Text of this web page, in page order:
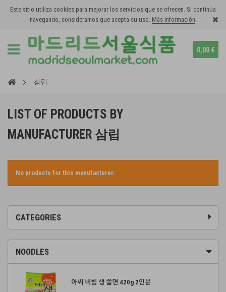
Este sitio utiliza cookies para mejorar los servicios que se ofrecen. Si continúa
navegando, consideramos que acepta su uso. Más información.
0,00 €
삼립
CATEGORIES
NOODLES
아씨 비빔 생 쫄면 420g 2인분
LIST OF PRODUCTS BY
MANUFACTURER 삼립
No products for this manufacturer.